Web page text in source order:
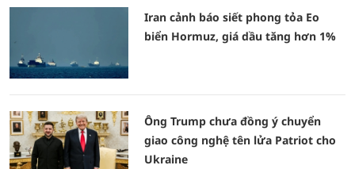
Iran cảnh báo siết phong tỏa Eo
biển Hormuz, giá dầu tăng hơn 1%
Ông Trump chưa đồng ý chuyển
giao công nghệ tên lửa Patriot cho
Ukraine